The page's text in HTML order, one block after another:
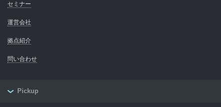
セミナー
運営会社
拠点紹介
問い合わせ
Pickup